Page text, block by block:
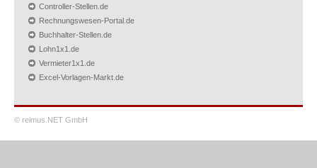
Controller-Stellen.de
Rechnungswesen-Portal.de
Buchhalter-Stellen.de
Lohn1x1.de
Vermieter1x1.de
Excel-Vorlagen-Markt.de
© reimus.NET GmbH